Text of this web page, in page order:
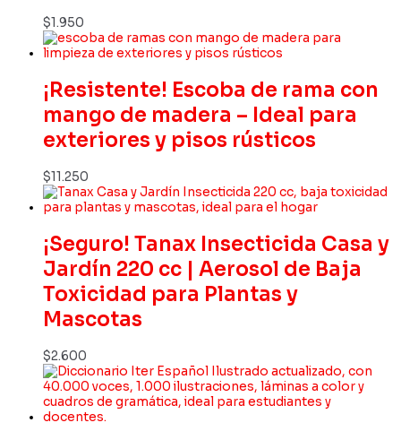
$1.950
¡Resistente! Escoba de rama con
mango de madera – Ideal para
exteriores y pisos rústicos
$11.250
¡Seguro! Tanax Insecticida Casa y
Jardín 220 cc | Aerosol de Baja
Toxicidad para Plantas y
Mascotas
$2.600